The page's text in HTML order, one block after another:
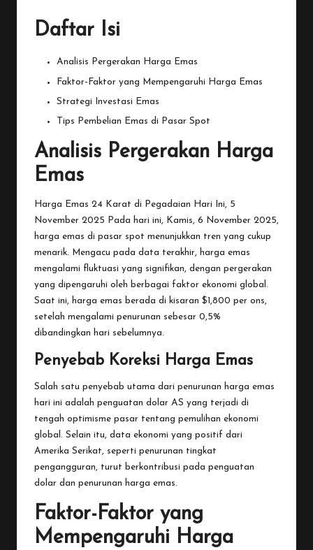
Daftar Isi
Analisis Pergerakan Harga Emas
Faktor-Faktor yang Mempengaruhi Harga Emas
Strategi Investasi Emas
Tips Pembelian Emas di Pasar Spot
Analisis Pergerakan Harga
Emas
Harga Emas 24 Karat di Pegadaian Hari Ini, 5
November 2025
Pada hari ini, Kamis, 6 November 2025,
harga emas di pasar spot menunjukkan tren yang cukup
menarik. Mengacu pada data terakhir, harga emas
mengalami fluktuasi yang signifikan, dengan pergerakan
yang dipengaruhi oleh berbagai faktor ekonomi global.
Saat ini, harga emas berada di kisaran $1,800 per ons,
setelah mengalami penurunan sebesar 0,5%
dibandingkan hari sebelumnya.
Penyebab Koreksi Harga Emas
Salah satu penyebab utama dari penurunan harga emas
hari ini adalah penguatan dolar AS yang terjadi di
tengah optimisme pasar tentang pemulihan ekonomi
global. Selain itu, data ekonomi yang positif dari
Amerika Serikat, seperti penurunan tingkat
pengangguran, turut berkontribusi pada penguatan
dolar dan penurunan harga emas.
Faktor-Faktor yang
Mempengaruhi Harga